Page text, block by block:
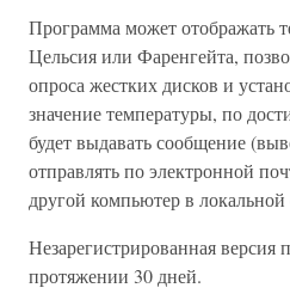
Программа может отображать
Цельсия или Фаренгейта,
опроса жестких дисков и
значение температуры, по
будет выдавать сообщение
отправлять по электронной
другой компьютер в локальной
Незарегистрированная версия
протяжении 30 дней.